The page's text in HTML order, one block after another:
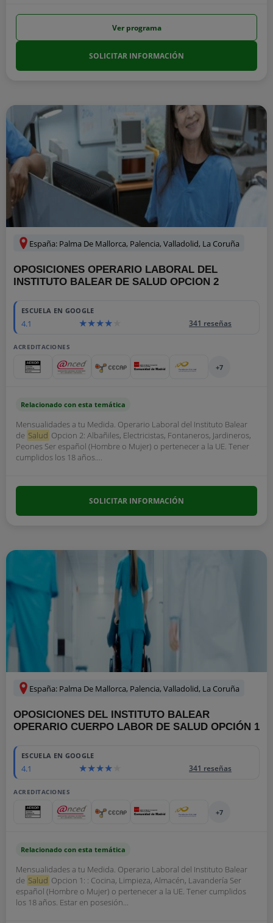
Ver programa
SOLICITAR INFORMACIÓN
España: Palma De Mallorca, Palencia, Valladolid, La Coruña
OPOSICIONES OPERARIO LABORAL DEL
INSTITUTO BALEAR DE SALUD OPCION 2
ESCUELA EN GOOGLE
4.1 341 reseñas
ACREDITACIONES
+7
Relacionado con esta temática
Mensualidades a tu Medida. Operario Laboral del Instituto Balear
de Salud Opcion 2: Albañiles, Electricistas, Fontaneros, Jardineros,
Peones Ser español (Hombre o Mujer) o pertenecer a la UE. Tener
cumplidos los 18 años....
SOLICITAR INFORMACIÓN
España: Palma De Mallorca, Palencia, Valladolid, La Coruña
OPOSICIONES DEL INSTITUTO BALEAR
OPERARIO CUERPO LABOR DE SALUD OPCIÓN 1
ESCUELA EN GOOGLE
4.1 341 reseñas
ACREDITACIONES
+7
Relacionado con esta temática
Mensualidades a tu Medida. Operario Laboral del Instituto Balear
de Salud Opcion 1: : Cocina, Limpieza, Almacén, Lavandería Ser
español (Hombre o Mujer) o pertenecer a la UE. Tener cumplidos
los 18 años. Estar en posesión...